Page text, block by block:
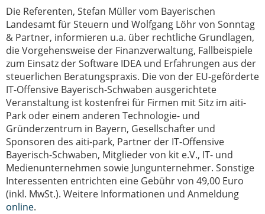
Die Referenten, Stefan Müller vom Bayerischen
Landesamt für Steuern und Wolfgang Löhr von Sonntag
& Partner, informieren u.a. über rechtliche Grundlagen,
die Vorgehensweise der Finanzverwaltung, Fallbeispiele
zum Einsatz der Software IDEA und Erfahrungen aus der
steuerlichen Beratungspraxis. Die von der EU-geförderte
IT-Offensive Bayerisch-Schwaben ausgerichtete
Veranstaltung ist kostenfrei für Firmen mit Sitz im aiti-
Park oder einem anderen Technologie- und
Gründerzentrum in Bayern, Gesellschafter und
Sponsoren des aiti-park, Partner der IT-Offensive
Bayerisch-Schwaben, Mitglieder von kit e.V., IT- und
Medienunternehmen sowie Jungunternehmer. Sonstige
Interessenten entrichten eine Gebühr von 49,00 Euro
(inkl. MwSt.). Weitere Informationen und Anmeldung
online.